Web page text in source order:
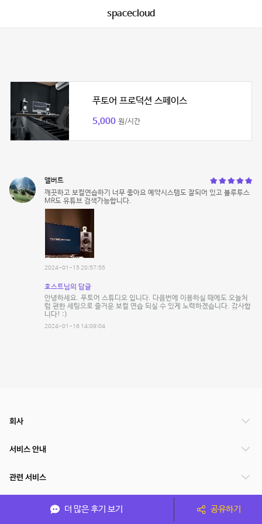
spacecloud
푸토어 프로덕션 스페이스
5,000 원/시간
앨버트
깨끗하고 보컬연습하기 너무 좋아요 예약시스템도 잘되어 있고 블루투스
MR도 유튜브 검색가능합니다.
2024-01-15 20:57:55
호스트님의 답글
안녕하세요. 푸토어 스튜디오 입니다. 다음번에 이용하실 때에도 오늘처
럼 편한 세팅으로 즐거운 보컬 연습 되실 수 있게 노력하겠습니다. 감사합
니다! :)
2024-01-16 14:09:04
더 많은 후기 보기 공유하기
회사
서비스 안내
관련 서비스